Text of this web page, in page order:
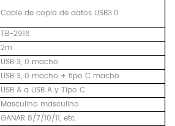
Cable de copia de datos USB3.0
TB-2916
2m
USB 3, 0 macho
USB 3, 0 macho + tipo C macho
USB A a USB A y Tipo C
Masculino masculino
GANAR 8/7/10/11, etc.